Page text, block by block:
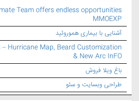
Team offers endless opportunities
MMOEXP
آشنایی با بیماری هموروئید
Hurricane Map, Beard Customization
& New Arc InFO
باغ ویلا فروش
طراحی وبسایت و سئو